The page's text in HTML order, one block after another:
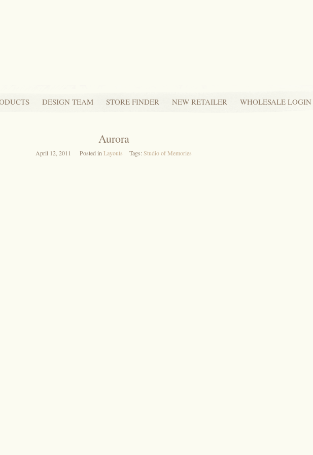
DESIGN TEAM STORE FINDER NEW RETAILER WHOLESALE LOGIN
Aurora
April 12, 2011 Posted in Layouts Tags: Studio of Memories